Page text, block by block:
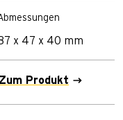
x 47 x 40 mm
Zum Produkt